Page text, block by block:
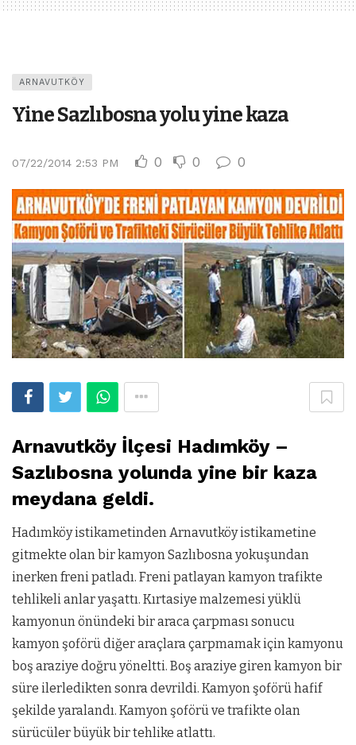
ARNAVUTKÖY
Yine Sazlıbosna yolu yine kaza
07/22/2014 2:53 PM 0 0 0
Arnavutköy İlçesi Hadımköy –
Sazlıbosna yolunda yine bir kaza
meydana geldi.
Hadımköy istikametinden Arnavutköy istikametine
gitmekte olan bir kamyon Sazlıbosna yokuşundan
inerken freni patladı. Freni patlayan kamyon trafikte
tehlikeli anlar yaşattı. Kırtasiye malzemesi yüklü
kamyonun önündeki bir araca çarpması sonucu
kamyon şoförü diğer araçlara çarpmamak için kamyonu
boş araziye doğru yöneltti. Boş araziye giren kamyon bir
süre ilerledikten sonra devrildi. Kamyon şoförü hafif
şekilde yaralandı. Kamyon şoförü ve trafikte olan
sürücüler büyük bir tehlike atlattı.